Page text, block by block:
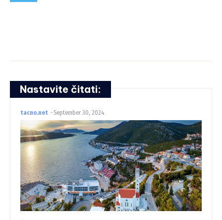
Nastavite čitati:
tacno.net - September 30, 2024